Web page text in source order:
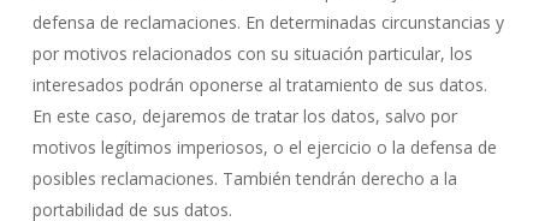
defensa de reclamaciones. En determinadas circunstancias y
por motivos relacionados con su situación particular, los
interesados podrán oponerse al tratamiento de sus datos.
En este caso, dejaremos de tratar los datos, salvo por
motivos legítimos imperiosos, o el ejercicio o la defensa de
posibles reclamaciones. También tendrán derecho a la
portabilidad de sus datos.